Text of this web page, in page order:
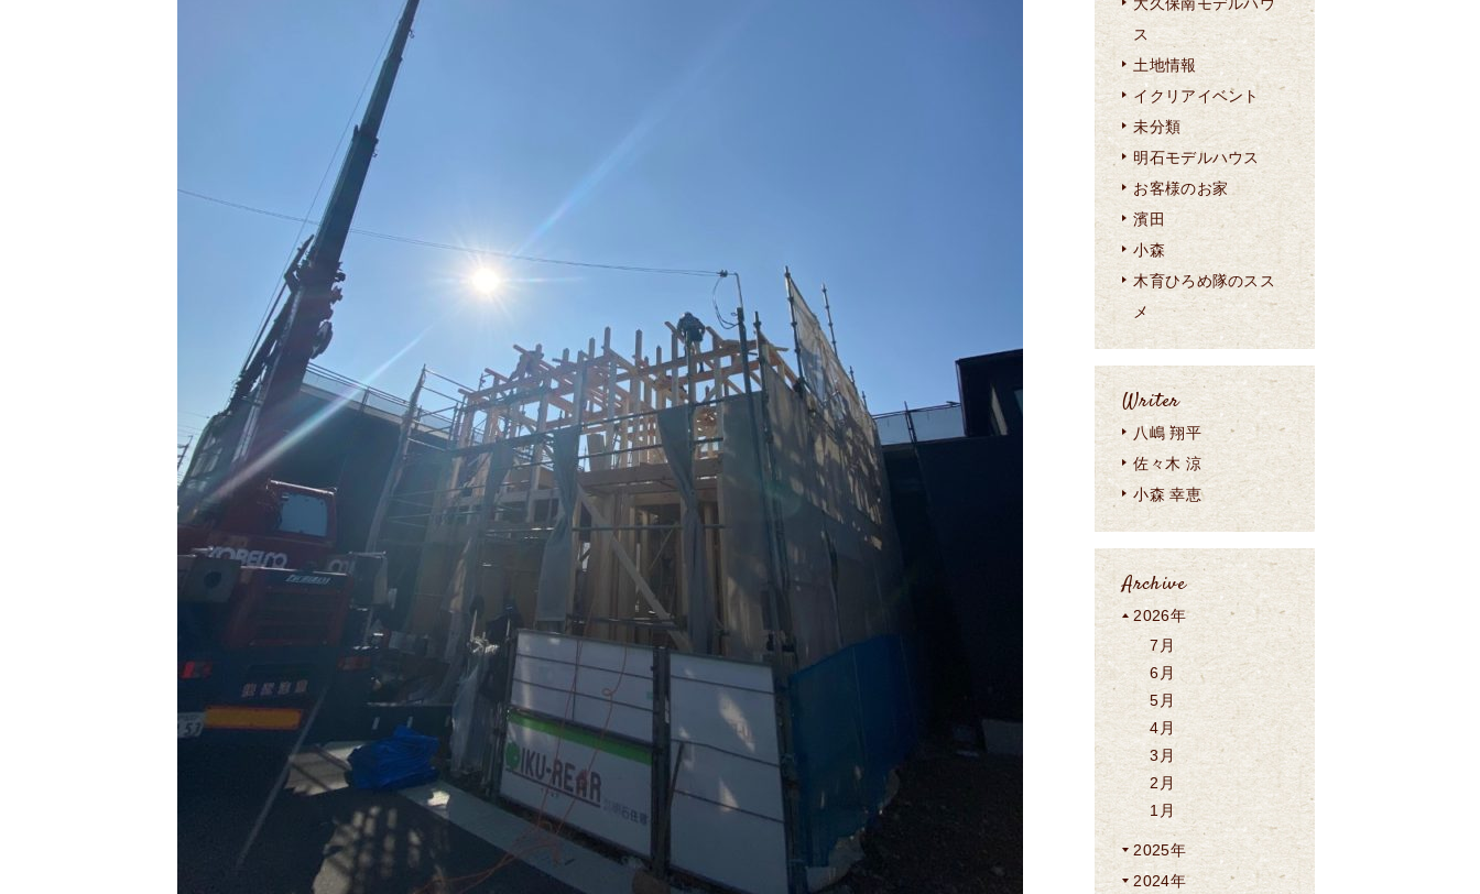
ス
土地情報
イクリアイベント
未分類
明石モデルハウス
お客様のお家
濱田
小森
木育ひろめ隊のスス
メ
Writer
八嶋 翔平
佐々木 涼
小森 幸恵
Archive
2026年
7月
6月
5月
4月
3月
2月
1月
2025年
2024年